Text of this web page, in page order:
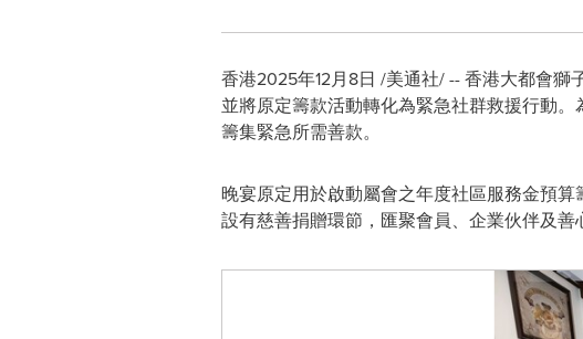
香港2025年12月8日 /美通社/ -- 香港大都會獅
並將原定籌款活動轉化為緊急社群救援行動
籌集緊急所需善款。
晚宴原定用於啟動屬會之年度社區服務金預
設有慈善捐贈環節，匯聚會員、企業伙伴及善